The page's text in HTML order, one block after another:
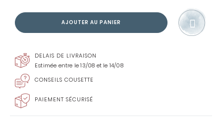
AJOUTER AU PANIER
DELAIS DE LIVRAISON
Estimée entre le 13/08 et le 14/08
CONSEILS COUSETTE
PAIEMENT SÉCURISÉ